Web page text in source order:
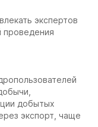
экспертов
проведения
добытых
экспорт, чаще